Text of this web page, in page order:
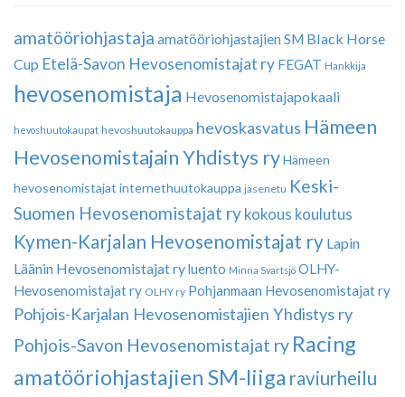
amatööriohjastaja amatööriohjastajien SM Black Horse
Cup Etelä-Savon Hevosenomistajat ry FEGAT Hankkija
hevosenomistaja Hevosenomistajapokaali
hevoshuutokaupat hevoshuutokauppa hevoskasvatus Hämeen
Hevosenomistajain Yhdistys ryHämeen
hevosenomistajat internethuutokauppa jäsenetu Keski-
Suomen Hevosenomistajat ry kokous koulutus
Kymen-Karjalan Hevosenomistajat ry Lapin
Läänin Hevosenomistajat ryluento Minna Svartsjö OLHY-
Hevosenomistajat ry OLHY ry Pohjanmaan Hevosenomistajat ry
Pohjois-Karjalan Hevosenomistajien Yhdistys ry
Pohjois-Savon Hevosenomistajat ry Racing
amatööriohjastajien SM-liiga raviurheilu